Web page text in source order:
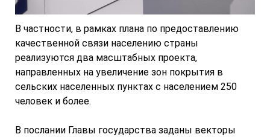
В частности, в рамках плана по предоставлению
качественной связи населению страны
реализуются два масштабных проекта,
направленных на увеличение зон покрытия в
сельских населенных пунктах с населением 250
человек и более.
В послании Главы государства заданы векторы